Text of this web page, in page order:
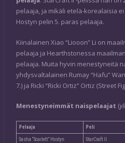
pelaaja, ja mikäli etelä-korealaisia
Hostyn pelin 5. paras pelaaja.
Kiinalainen Xiao “Liooon” Li on
pelaaja ja Hearthstonessa
pelaaja. Muita hyvin menestyneitä
yhdysvaltalainen Rumay “Hafu”
7.) ja Ricki “Ricki Ortiz” Ortiz (Street
Menestyneimmät naispelaajat (
Pelaaja Peli
Sasha “Scarlett” Hostyn StarCraft II